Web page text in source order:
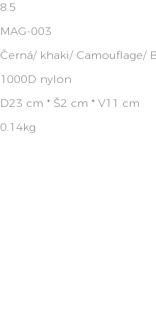
8.5
MAG-003
Černá/ khaki/ Camouflage/
1000D nylon
D23 cm * Š2 cm * V11 cm
0.14kg